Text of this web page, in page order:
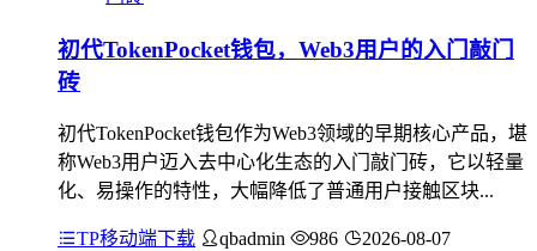
初代TokenPocket钱包，Web3用户的入门敲门
砖
初代TokenPocket钱包作为Web3领域的早期核心产品，堪
称Web3用户迈入去中心化生态的入门敲门砖，它以轻量
化、易操作的特性，大幅降低了普通用户接触区块...
TP移动端下载 qbadmin 986 2026-08-07